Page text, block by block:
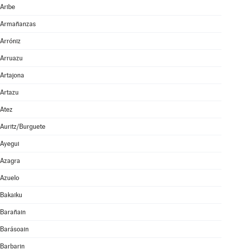
Aribe
Armañanzas
Arróniz
Arruazu
Artajona
Artazu
Atez
Auritz/Burguete
Ayegui
Azagra
Azuelo
Bakaiku
Barañain
Barásoain
Barbarin